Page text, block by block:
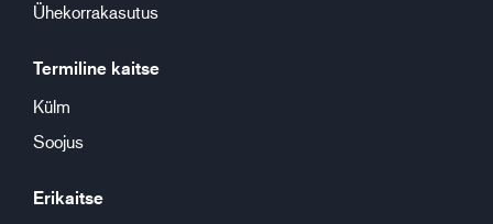
Ühekorrakasutus
Termiline kaitse
Külm
Soojus
Erikaitse